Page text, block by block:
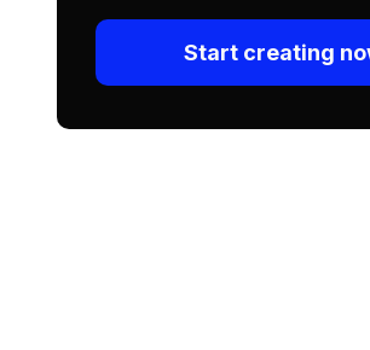
Start creating